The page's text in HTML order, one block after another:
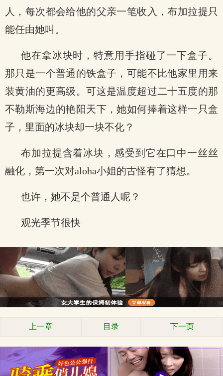
人，每次都会给他的父亲一笔收入，布加拉提只
能任由她叫。
他在拿冰块时，特意用手指碰了一下盒子。
那只是一个普通的铁盒子，可能不比他家里用来
装黄油的更高级。可这是温度超过二十五度的那
不勒斯海边的艳阳天下，她如何捧着这样一只盒
子，里面的冰块却一块不化？
布加拉提含着冰块，感受到它在口中一丝丝
融化，第一次对aloha小姐的古怪有了猜想。
也许，她不是个普通人呢？
观光季节很快
上一章 目录 下一页